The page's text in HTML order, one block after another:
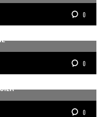
0
FACE AUX
0
0